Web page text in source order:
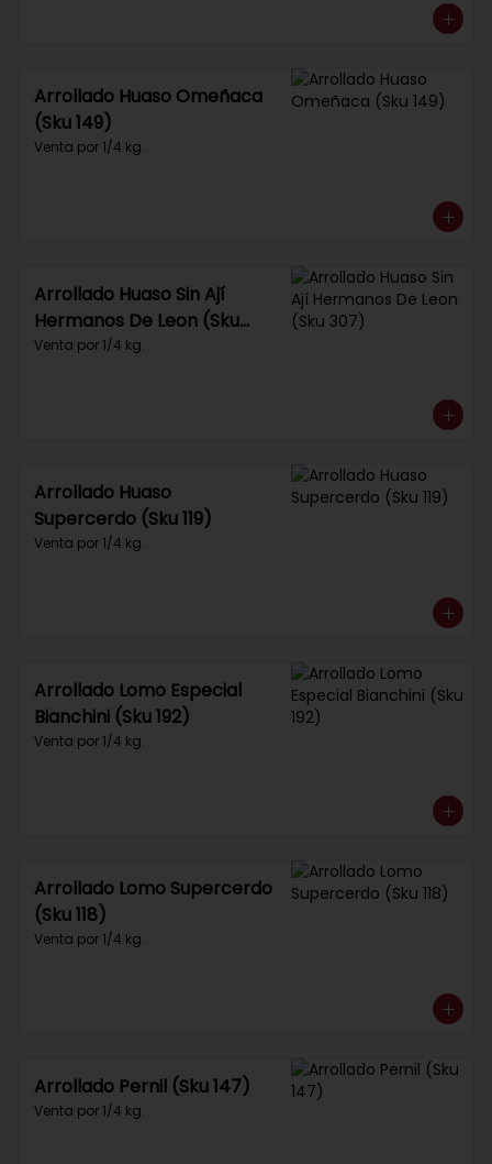
Arrollado Huaso Omeñaca
(Sku 149)
Venta por 1/4 kg.
Arrollado Huaso Sin Ají
Hermanos De Leon (Sku
307)
Venta por 1/4 kg.
Arrollado Huaso
Supercerdo (Sku 119)
Venta por 1/4 kg.
Arrollado Lomo Especial
Bianchini (Sku 192)
Venta por 1/4 kg.
Arrollado Lomo Supercerdo
(Sku 118)
Venta por 1/4 kg.
Arrollado Pernil (Sku 147)
Venta por 1/4 kg.